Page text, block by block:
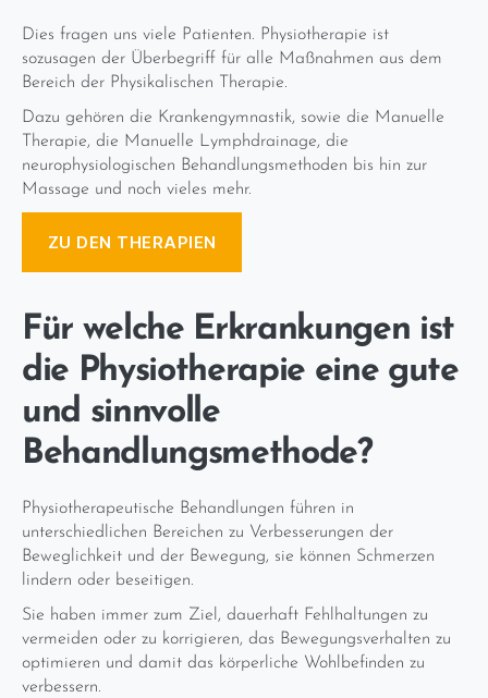
Dies fragen uns viele Patienten. Physiotherapie ist
sozusagen der Überbegriff für alle Maßnahmen aus dem
Bereich der Physikalischen Therapie.
Dazu gehören die Krankengymnastik, sowie die Manuelle
Therapie, die Manuelle Lymphdrainage, die
neurophysiologischen Behandlungsmethoden bis hin zur
Massage und noch vieles mehr.
ZU DEN THERAPIEN
Für welche Erkrankungen ist
die Physiotherapie eine gute
und sinnvolle
Behandlungsmethode?
Physiotherapeutische Behandlungen führen in
unterschiedlichen Bereichen zu Verbesserungen der
Beweglichkeit und der Bewegung, sie können Schmerzen
lindern oder beseitigen.
Sie haben immer zum Ziel, dauerhaft Fehlhaltungen zu
vermeiden oder zu korrigieren, das Bewegungsverhalten zu
optimieren und damit das körperliche Wohlbefinden zu
verbessern.